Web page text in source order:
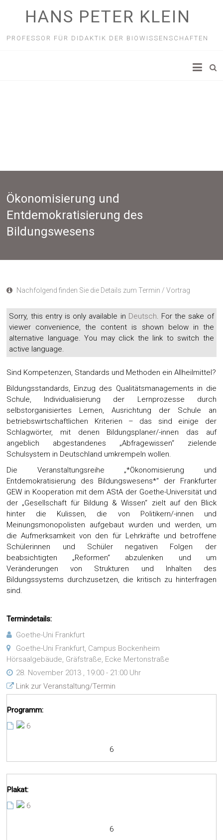
HANS PETER KLEIN
PROFESSOR FÜR DIDAKTIK DER BIOWISSENSCHAFTEN
Ökonomisierung und
Entdemokratisierung des
Bildungswesens
Nachfolgend finden Sie die Details zum Termin / Vortrag
Sorry, this entry is only available in Deutsch. For the sake of
viewer convenience, the content is shown below in the
alternative language. You may click the link to switch the
active language.
Sind Kompetenzen, Standards und Methoden ein Allheilmittel?
Bildungsstandards, Einzug des Qualitätsmanagements in die
Schule, Individualisierung der Lernprozesse durch
selbstorganisiertes Lernen, Ausrichtung der Schule an
betriebswirtschaftlichen Kriterien – das sind einige der
Schlagwörter, mit denen Bildungsplaner/-innen das auf
angeblich abgestandenes „Abfragewissen“ zielende
Schulsystem in Deutschland umkrempeln wollen.
Die Veranstaltungsreihe „*Ökonomisierung und
Entdemokratisierung des Bildungswesens*“ der Frankfurter
GEW in Kooperation mit dem AStA der Goethe-Universität und
der „Gesellschaft für Bildung & Wissen“ zielt auf den Blick
hinter die Kulissen, die von Politikern/-innen und
Meinungsmonopolisten aufgebaut wurden und werden, um
die Aufmerksamkeit von den für Lehrkräfte und betroffene
Schülerinnen und Schüler negativen Folgen der
beabsichtigten „Reformen“ abzulenken und um
Veränderungen von Strukturen und Inhalten des
Bildungssystems durchzusetzen, die kritisch zu hinterfragen
sind.
Termindetails:
Goethe-Uni Frankfurt
Goethe-Uni Frankfurt, Campus Bockenheim
Hörsaalgebäude, Gräfstraße, Ecke Mertonstraße
28. November 2013 , 19:00 - 21:00 Uhr
Link zur Veranstaltung/Termin
Programm:
6
6
Plakat:
6
6